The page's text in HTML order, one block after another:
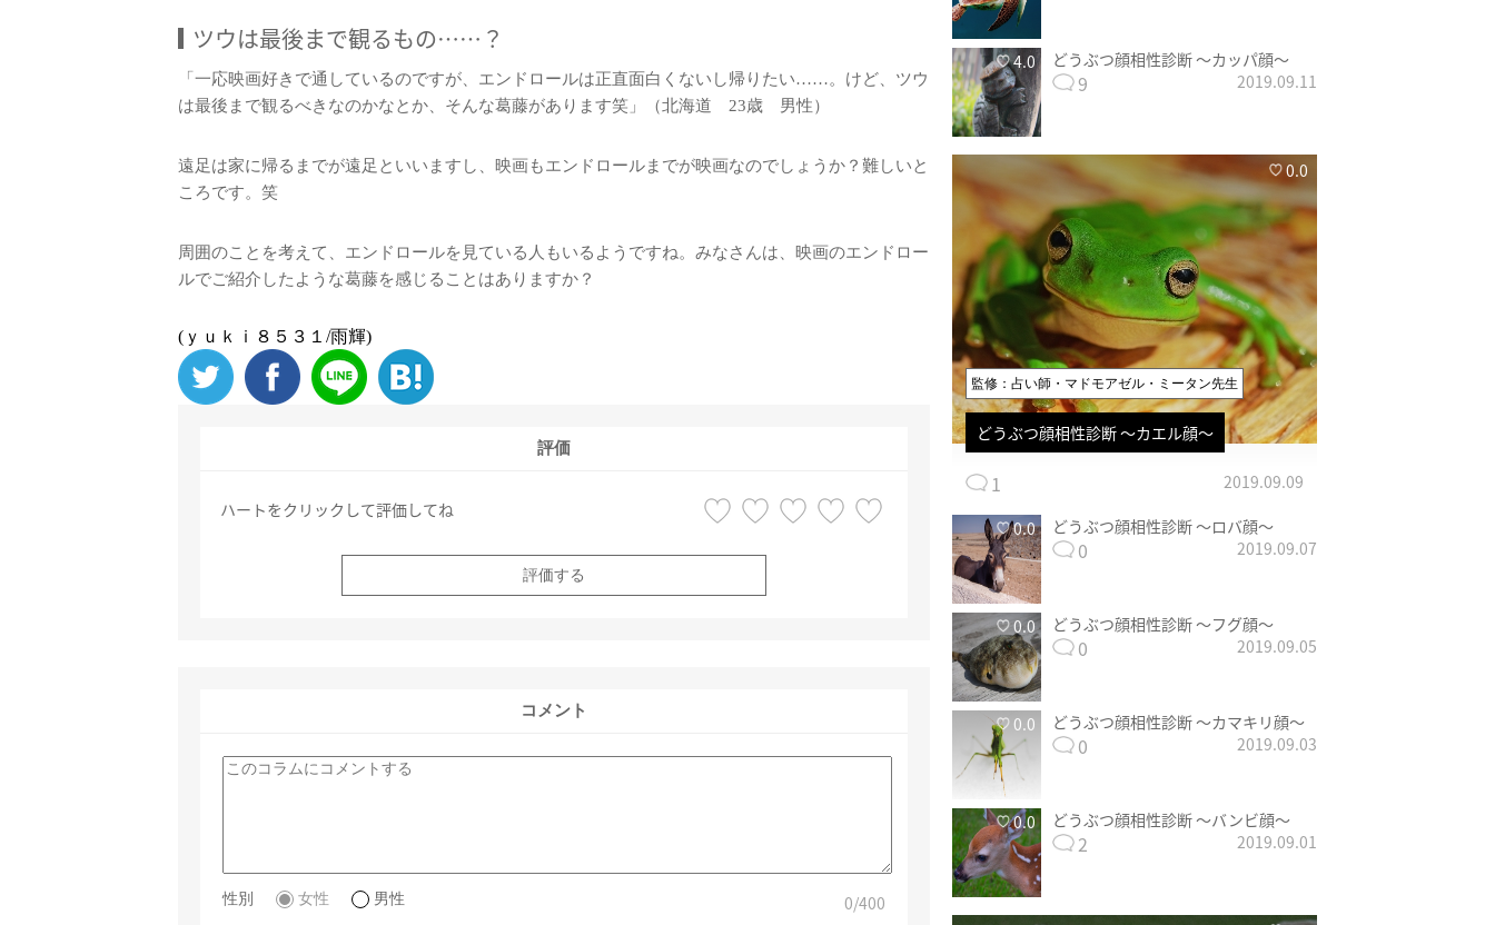
ツウは最後まで観るもの……？
「一応映画好きで通しているのですが、エンドロールは正直面白くないし帰りたい……。けど、ツウ
は最後まで観るべきなのかなとか、そんな葛藤があります笑」（北海道 23歳 男性）
遠足は家に帰るまでが遠足といいますし、映画もエンドロールまでが映画なのでしょうか？難しいと
ころです。笑
周囲のことを考えて、エンドロールを見ている人もいるようですね。みなさんは、映画のエンドロー
ルでご紹介したような葛藤を感じることはありますか？
(ｙｕｋｉ８５３１/雨輝)
評価
ハートをクリックして評価してね
評価する
コメント
性別 女性 男性 0/400
4.0 どうぶつ顔相性診断 〜カッパ顔〜
9 2019.09.11
0.0
監修：占い師・マドモアゼル・ミータン先生
どうぶつ顔相性診断 〜カエル顔〜
1 2019.09.09
0.0 どうぶつ顔相性診断 〜ロバ顔〜
0 2019.09.07
0.0 どうぶつ顔相性診断 〜フグ顔〜
0 2019.09.05
0.0 どうぶつ顔相性診断 〜カマキリ顔〜
0 2019.09.03
0.0 どうぶつ顔相性診断 〜バンビ顔〜
2 2019.09.01